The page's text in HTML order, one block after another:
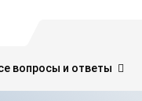
вопросы и ответы